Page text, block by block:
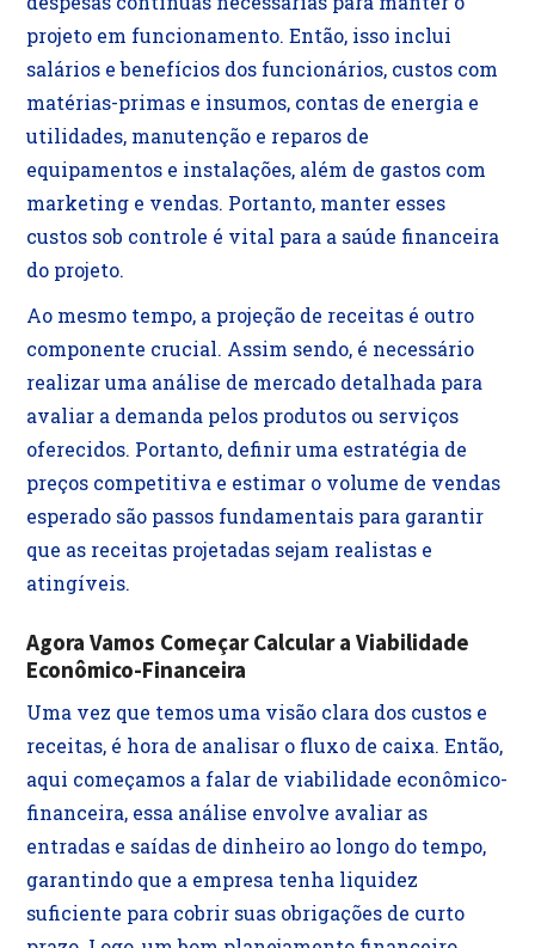
projeto em funcionamento. Então, isso inclui
salários e benefícios dos funcionários, custos com
matérias-primas e insumos, contas de energia e
utilidades, manutenção e reparos de
equipamentos e instalações, além de gastos com
marketing e vendas. Portanto, manter esses
custos sob controle é vital para a saúde financeira
do projeto.
Ao mesmo tempo, a projeção de receitas é outro
componente crucial. Assim sendo, é necessário
realizar uma análise de mercado detalhada para
avaliar a demanda pelos produtos ou serviços
oferecidos. Portanto, definir uma estratégia de
preços competitiva e estimar o volume de vendas
esperado são passos fundamentais para garantir
que as receitas projetadas sejam realistas e
atingíveis.
Agora Vamos Começar Calcular a Viabilidade
Econômico-Financeira
Uma vez que temos uma visão clara dos custos e
receitas, é hora de analisar o fluxo de caixa. Então,
aqui começamos a falar de viabilidade econômico-
financeira, essa análise envolve avaliar as
entradas e saídas de dinheiro ao longo do tempo,
garantindo que a empresa tenha liquidez
suficiente para cobrir suas obrigações de curto